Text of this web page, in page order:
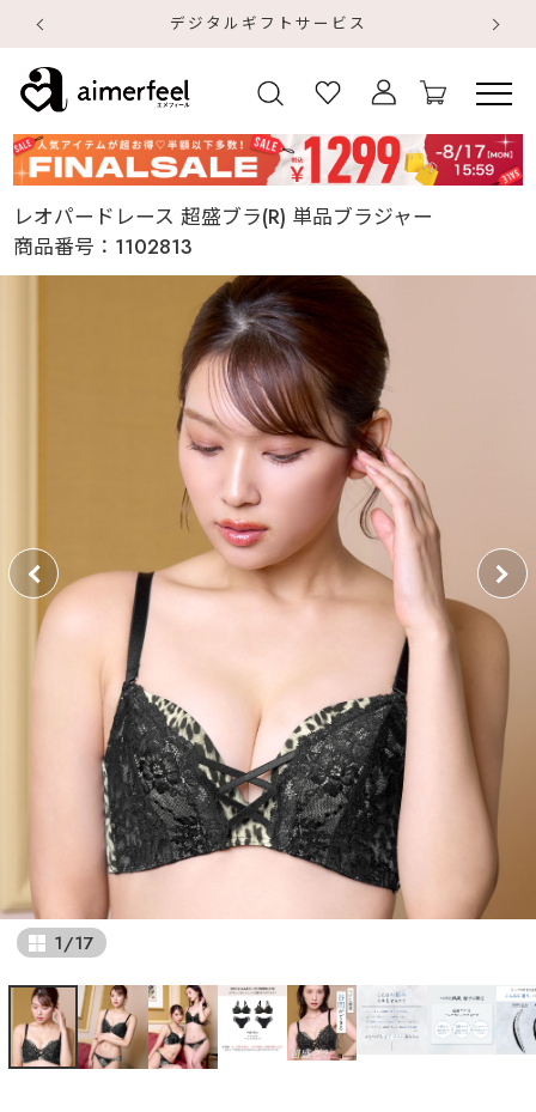
デジタルギフトサービス
レオパードレース 超盛ブラ(R) 単品ブラジャー
商品番号： 1102813
1/17